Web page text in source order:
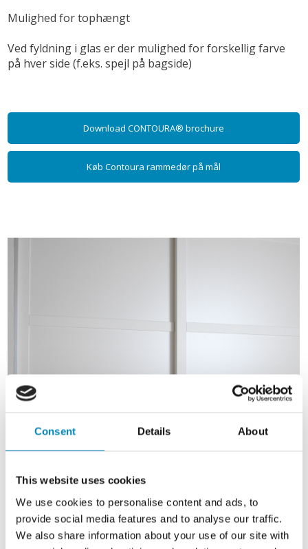
Consent Details About
This website uses cookies
We use cookies to personalise content and ads, to
provide social media features and to analyse our traffic.
We also share information about your use of our site with
Mulighed for tophængt
Ved fyldning i glas er der mulighed for forskellig farve
på hver side (f.eks. spejl på bagside)
Download CONTOURA® brochure
Køb Contoura rammedør på mål